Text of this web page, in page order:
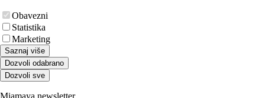
Obavezni
Statistika
Marketing
Saznaj više
Dozvoli odabrano
Dozvoli sve
Miamaya newsletter